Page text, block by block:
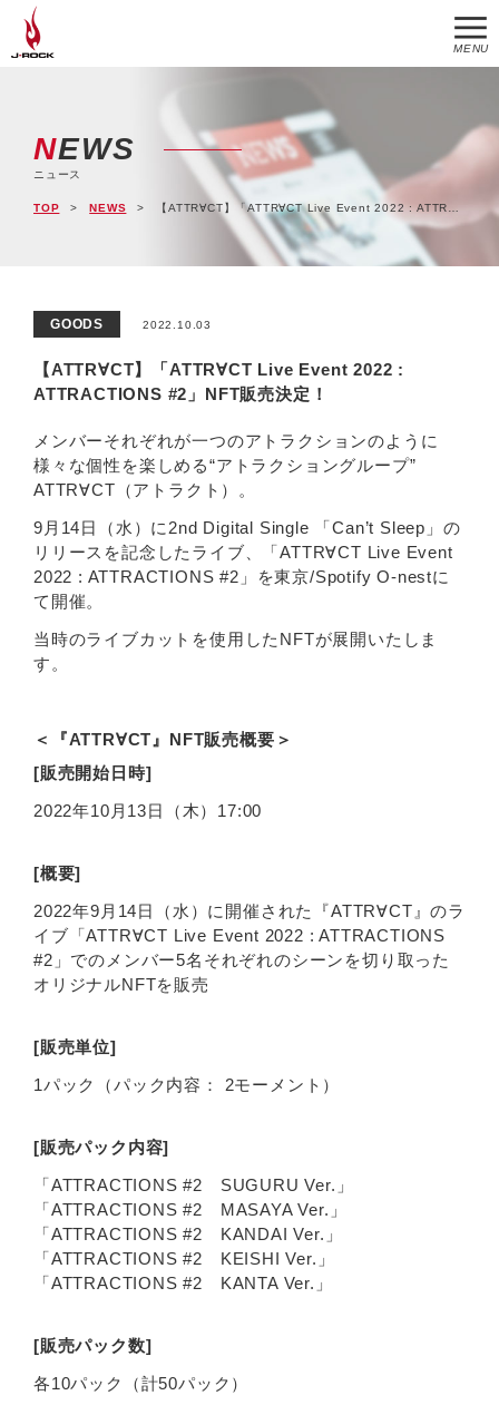
MENU
NEWS
ニュース
TOP NEWS 【ATTR∀CT】「ATTR∀CT Live Event 2022 : ATTRACTIONS #2」NFT販売決定！
GOODS 2022.10.03
【ATTR∀CT】「ATTR∀CT Live Event 2022 :
ATTRACTIONS #2」NFT販売決定！
メンバーそれぞれが一つのアトラクションのように
様々な個性を楽しめる“アトラクショングループ”
ATTR∀CT（アトラクト）。
9月14日（水）に2nd Digital Single 「Can’t Sleep」の
リリースを記念したライブ、「ATTR∀CT Live Event
2022 : ATTRACTIONS #2」を東京/Spotify O-nestに
て開催。
当時のライブカットを使用したNFTが展開いたしま
す。
＜『ATTR∀CT』NFT販売概要＞
[販売開始日時]
2022年10月13日（木）17:00
[概要]
2022年9月14日（水）に開催された『ATTR∀CT』のラ
イブ「ATTR∀CT Live Event 2022 : ATTRACTIONS
#2」でのメンバー5名それぞれのシーンを切り取った
オリジナルNFTを販売
[販売単位]
1パック（パック内容： 2モーメント）
[販売パック内容]
「ATTRACTIONS #2 SUGURU Ver.」
「ATTRACTIONS #2 MASAYA Ver.」
「ATTRACTIONS #2 KANDAI Ver.」
「ATTRACTIONS #2 KEISHI Ver.」
「ATTRACTIONS #2 KANTA Ver.」
[販売パック数]
各10パック（計50パック）